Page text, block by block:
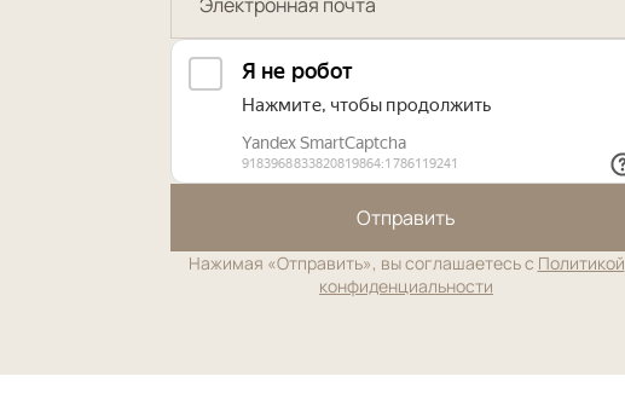
Отправить
Нажимая «Отправить», вы соглашаетесь с Политикой
конфиденциальности